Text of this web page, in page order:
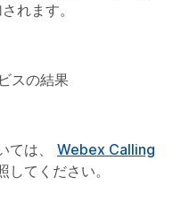
れます。
スの結果
ては、 Webex Calling
してください。